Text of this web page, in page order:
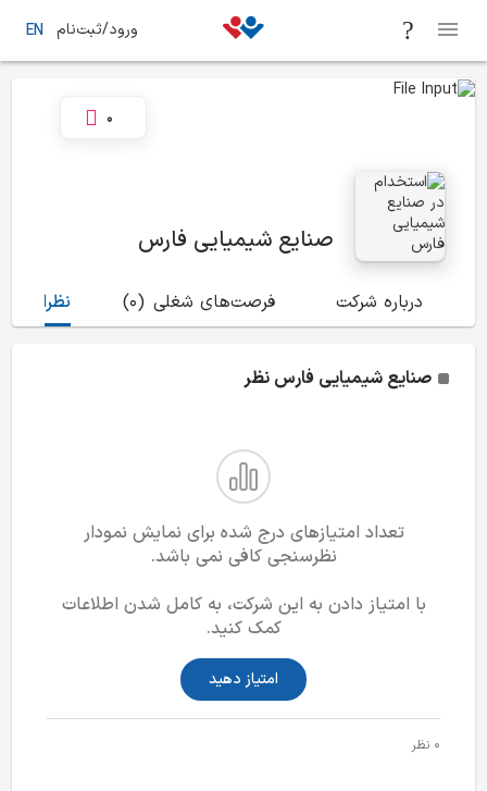
ورود/ثبت‌نام EN
صنایع شیمیایی فارس
0
درباره شرکت (0) فرصت‌های شغلی نظرات
صنایع شیمیایی فارس نظر
تعداد امتیازهای درج شده برای نمایش نمودار
نظرسنجی کافی نمی باشد.
با امتیاز دادن به این شرکت، به کامل شدن اطلاعات
کمک کنید.
امتیاز دهید
0 نظر